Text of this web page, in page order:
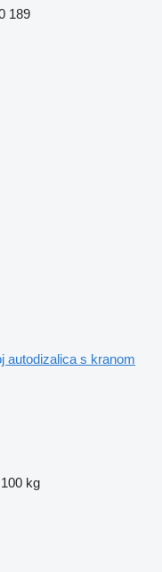
189
autodizalica s kranom
kg